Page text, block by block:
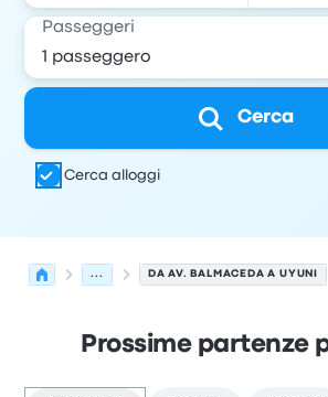
Passeggeri
Cerca
Cerca alloggi
... DA AV. BALMACEDA A UYUNI
Prossime partenze